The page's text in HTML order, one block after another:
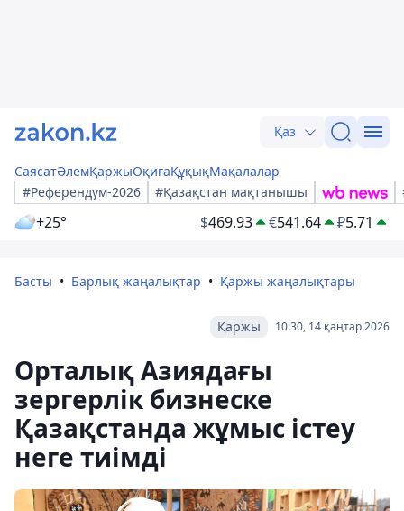
Қаз
СаясатӘлемҚаржыОқиғаҚұқықМақалалар
#Референдум-2026
#Қазақстан мақтанышы
+25° $469.93 €541.64 ₽5.71
Басты Барлық жаңалықтар Қаржы жаңалықтары
10:30, 14 қаңтар 2026
Қаржы
Орталық Азиядағы
зергерлік бизнеске
Қазақстанда жұмыс істеу
неге тиімді